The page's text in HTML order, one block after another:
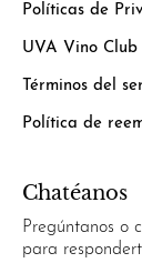
Políticas de
UVA Vino Club
Términos del
Política de
Chatéanos
Pregúntanos o
para